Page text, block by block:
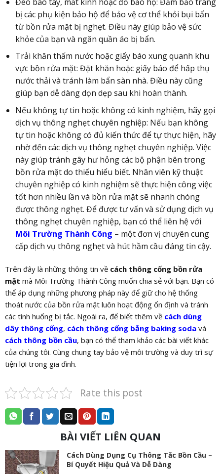
bị các phụ kiện bảo hộ để bảo vệ cơ thể khỏi bụi bẩn
từ bồn rửa mặt bị nghẹt. Điều này giúp bảo vệ sức
khỏe của bạn và ngăn quần áo bị bẩn.
Trải khăn thấm nước hoặc giấy báo xung quanh khu
vực bồn rửa mặt: Đặt khăn hoặc giấy báo để hấp thụ
nước thải và tránh làm bẩn sàn nhà. Điều này cũng
giúp bạn dễ dàng dọn dẹp sau khi hoàn thành.
Nếu không tự tin hoặc không có kinh nghiệm, hãy gọi
dịch vụ thông nghẹt chuyên nghiệp: Nếu bạn không
tự tin hoặc không có đủ kiến thức để tự thực hiện, hãy
nhờ đến các dịch vụ thông nghẹt chuyên nghiệp. Việc
này giúp tránh gây hư hỏng các bộ phận bên trong
bồn rửa mặt do thiếu hiểu biết. Nhân viên kỹ thuật
chuyên nghiệp có kinh nghiệm sẽ thực hiện công việc
tốt hơn nhiều lần và bồn rửa mặt sẽ nhanh chóng
được thông nghẹt. Để được tư vấn và sử dụng dịch vụ
thông nghẹt chuyên nghiệp, bạn có thể liên hệ với
Môi Trường Thành Công – một đơn vị chuyên cung
cấp dịch vụ thông nghẹt và hút hầm cầu đáng tin cậy.
Trên đây là những thông tin về cách thông cống bồn rửa
mặt mà Môi Trường Thành Công muốn chia sẻ với bạn. Bạn có
thể áp dụng những phương pháp này để giữ cho hệ thống
thoát nước của bồn rửa mặt luôn hoạt động ổn định và tránh
các tình huống bị tắc. Ngoài ra, để biết thêm về cách dùng
dây thông cống, cách thông cống bằng baking sodavà
cách thông bồn cầu, bạn có thể tham khảo các bài viết khác
của chúng tôi. Cùng chung tay bảo vệ môi trường và duy trì sự
tiện lợi trong gia đình.
Rate this post
BÀI VIẾT LIÊN QUAN
Cách Dùng Dụng Cụ Thông Tắc Bồn Cầu –
Bí Quyết Hiệu Quả Và Dễ Dàng